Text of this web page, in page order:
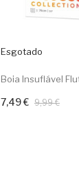
Esgotado
Boia Insuflável
7,49 € 9,99 €